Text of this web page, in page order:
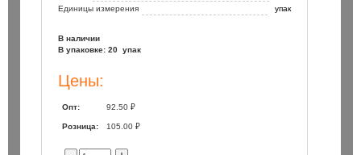
Единицы измерения
упак
В наличии
В упаковке: 20 упак
Цены:
Опт: 92.50 ₽
Розница: 105.00 ₽